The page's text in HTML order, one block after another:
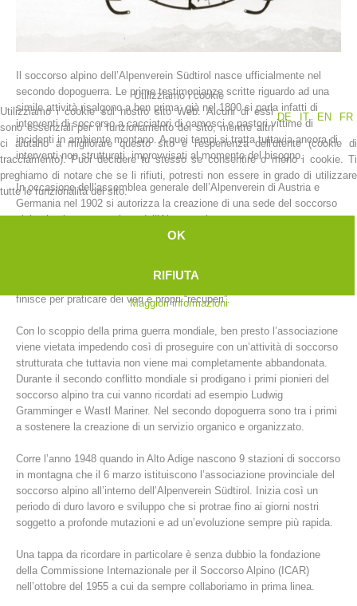
La storia
Stazioni del soccorso alpino
Il soccorso alpino dell’Alpenverein Südtirol nasce ufficialmente nel
secondo dopoguerra. Le prime testimonianze scritte riguardo ad una
simile attività risalgono a ben prima: già nel 1800 si parla infatti di
interventi di soccorso a cacciatori di camosci e pastori vittime di
incidenti in ambiente montano. A quei tempi si tratta tuttavia ancora di
interventi non strutturati, improvvisati al momento del bisogno.
In occasione dell’assemblea generale dell’Alpenverein di Austria e
Germania nel 1902 si autorizza la creazione di una sede del soccorso
alpino in ciascuna sezione dell’Alpenverein.
intervenire con i pochi mezzi a disposizione a quei tempi e spesso si
finisce per praticare dei veri e propri “recuperi”.
Con lo scoppio della prima guerra mondiale, ben presto l’associazione
viene vietata impedendo così di proseguire con un’attività di soccorso
strutturata che tuttavia non viene mai completamente abbandonata.
Durante il secondo conflitto mondiale si prodigano i primi pionieri del
soccorso alpino tra cui vanno ricordati ad esempio Ludwig
Gramminger e Wastl Mariner. Nel secondo dopoguerra sono tra i primi
a sostenere la creazione di un servizio organico e organizzato.
Corre l’anno 1948 quando in Alto Adige nascono 9 stazioni di soccorso
in montagna che il 6 marzo istituiscono l’associazione provinciale del
soccorso alpino all’interno dell’Alpenverein Südtirol. Inizia così un
periodo di duro lavoro e sviluppo che si protrae fino ai giorni nostri
soggetto a profonde mutazioni e ad un’evoluzione sempre più rapida.
Una tappa da ricordare in particolare è senza dubbio la fondazione
della Commissione Internazionale per il Soccorso Alpino (ICAR)
nell’ottobre del 1955 a cui da sempre collaboriamo in prima linea.
Utilizziamo i cookie
DE
IT EN FR
Utilizziamo i cookie sul nostro sito Web. Alcuni di essi
sono essenziali per il funzionamento del sito, mentre altri
ci aiutano a migliorare questo sito e l'esperienza dell'utente (cookie di
tracciamento). Puoi decidere tu stesso se consentire o meno i cookie. Ti
preghiamo di notare che se li rifiuti, potresti non essere in grado di utilizzare
tutte le funzionalità del sito.
OK
RIFIUTA
Maggiori informazioni